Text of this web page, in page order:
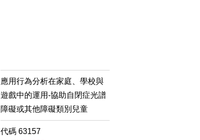
應用行為分析在家庭、學校與
遊戲中的運用-協助自閉症光譜
障礙或其他障礙類別兒童
代碼 63157